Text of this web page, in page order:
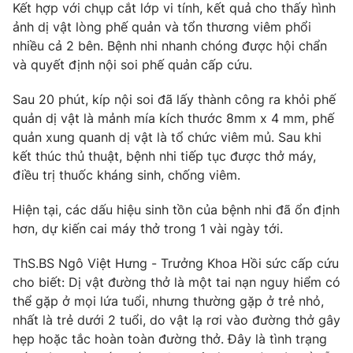
THỜI BÁO VTV
Theo dõi báo trên
Cơ quan báo chí:
Thời báo VTV
cấp ngày 29/12/2023
Tổng Biên tập:Vũ Thanh Thủy
Phó Tổng Biên tập:Nguyễn Thị Mỹ Hạnh, Phạm Quốc Thắng,
Nguyễn Trọng Ninh
Tổng đài VTV:024.38 355 931 - 024.38 355 932
Kết hợp với chụp cắt lớp vi tính, kết quả cho thấy hình
ảnh dị vật lòng phế quản và tổn thương viêm phổi
nhiều cả 2 bên. Bệnh nhi nhanh chóng được hội chẩn
và quyết định nội soi phế quản cấp cứu.
Sau 20 phút, kíp nội soi đã lấy thành công ra khỏi phế
quản dị vật là mảnh mía kích thước 8mm x 4 mm, phế
quản xung quanh dị vật là tổ chức viêm mủ. Sau khi
kết thúc thủ thuật, bệnh nhi tiếp tục được thở máy,
điều trị thuốc kháng sinh, chống viêm.
Hiện tại, các dấu hiệu sinh tồn của bệnh nhi đã ổn định
hơn, dự kiến cai máy thở trong 1 vài ngày tới.
ThS.BS Ngô Việt Hưng - Trưởng Khoa Hồi sức cấp cứu
cho biết: Dị vật đường thở là một tai nạn nguy hiểm có
thể gặp ở mọi lứa tuổi, nhưng thường gặp ở trẻ nhỏ,
nhất là trẻ dưới 2 tuổi, do vật lạ rơi vào đường thở gây
hẹp hoặc tắc hoàn toàn đường thở. Đây là tình trạng